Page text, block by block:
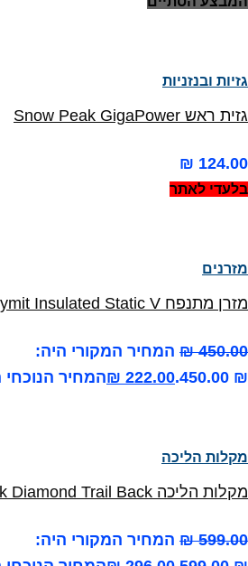
גזיות ובנזניות
גזית ראש Snow Peak GigaPower
₪ 124.00
בלעדי לאתר
מזרנים
מזרן מתנפח Klymit Insulated Static V
₪450.00
המחיר המקורי היה:
₪ 450.00.
₪ 222.00 המחיר הנוכחי הוא:
מקלות הליכה
מקלות הליכה Black Diamond Trail Back
₪599.00
המחיר המקורי היה: